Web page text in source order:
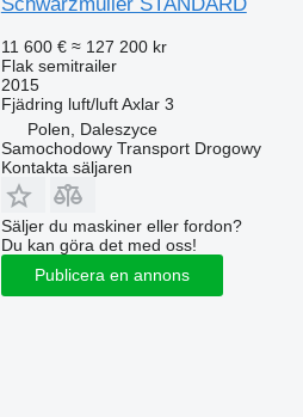
11 600 € ≈ 127 200 kr
Flak semitrailer
2015
Fjädring luft/luft Axlar 3
Polen, Daleszyce
Samochodowy Transport Drogowy
Kontakta säljaren
Säljer du maskiner eller fordon?
Du kan göra det med oss!
Publicera en annons